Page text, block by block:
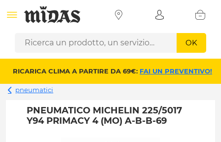
OK
RICARICA CLIMA A PARTIRE DA 69€: FAI UN PREVENTIVO!
pneumatici
PNEUMATICO MICHELIN 225/5017
Y94 PRIMACY 4 (MO) A-B-B-69